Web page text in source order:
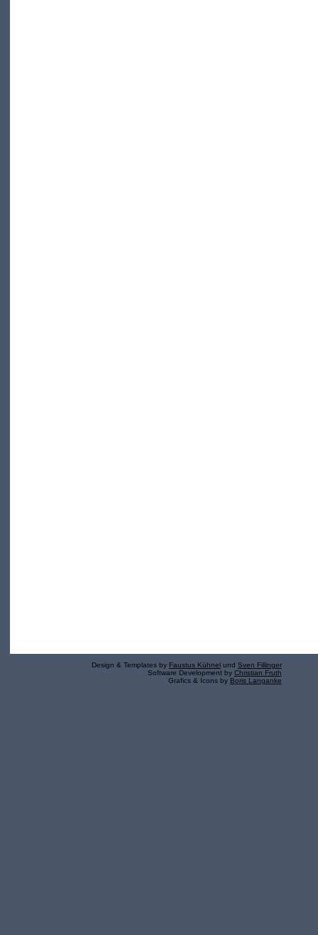
Design & Templates by Faustus Kühnel und Sven Fillinger
Software Development by Christian Fruth
Grafics & Icons by Boris Langanke